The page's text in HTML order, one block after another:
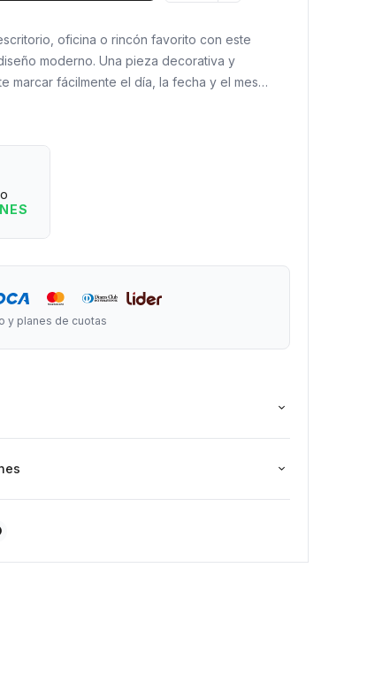
oficina o rincón favorito con este
moderno. Una pieza decorativa y
marcar fácilmente el día, la fecha y el mes
móviles.
y negro, combina perfectamente con
desde los más minimalistas hasta los más
madera aporta calidez y estabilidad,
tan útil como decorativo.
de forma manual.
o espacios de trabajo.
x 14 cm de ancho.
y planes de cuotas